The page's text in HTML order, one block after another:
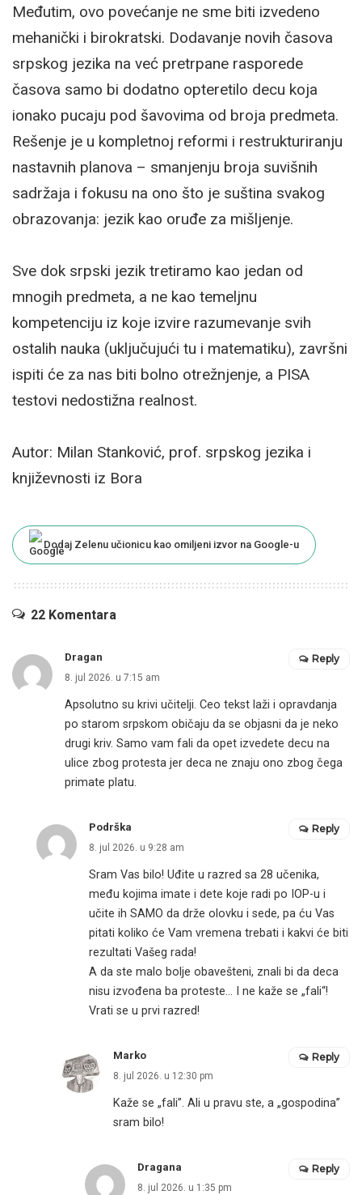
Međutim, ovo povećanje ne sme biti izvedeno
mehanički i birokratski. Dodavanje novih časova
srpskog jezika na već pretrpane rasporede
časova samo bi dodatno opteretilo decu koja
ionako pucaju pod šavovima od broja predmeta.
Rešenje je u kompletnoj reformi i restrukturiranju
nastavnih planova – smanjenju broja suvišnih
sadržaja i fokusu na ono što je suština svakog
obrazovanja: jezik kao oruđe za mišljenje.
Sve dok srpski jezik tretiramo kao jedan od
mnogih predmeta, a ne kao temeljnu
kompetenciju iz koje izvire razumevanje svih
ostalih nauka (uključujući tu i matematiku), završni
ispiti će za nas biti bolno otrežnjenje, a PISA
testovi nedostižna realnost.
Autor: Milan Stanković, prof. srpskog jezika i
književnosti iz Bora
Dodaj Zelenu učionicu kao omiljeni izvor na Google-u
22 Komentara
Dragan
8. jul 2026. u 7:15 am
Apsolutno su krivi učitelji. Ceo tekst laži i opravdanja
po starom srpskom običaju da se objasni da je neko
drugi kriv. Samo vam fali da opet izvedete decu na
ulice zbog protesta jer deca ne znaju ono zbog čega
primate platu.
Reply
Podrška
8. jul 2026. u 9:28 am
Sram Vas bilo! Uđite u razred sa 28 učenika,
među kojima imate i dete koje radi po IOP-u i
učite ih SAMO da drže olovku i sede, pa ću Vas
pitati koliko će Vam vremena trebati i kakvi će biti
rezultati Vašeg rada!
A da ste malo bolje obavešteni, znali bi da deca
nisu izvođena ba proteste… I ne kaže se „fali“!
Vrati se u prvi razred!
Reply
Marko
8. jul 2026. u 12:30 pm
Kaže se „fali”. Ali u pravu ste, a „gospodina”
sram bilo!
Reply
Dragana
8. jul 2026. u 1:35 pm
Reply